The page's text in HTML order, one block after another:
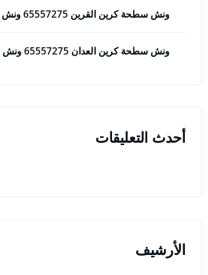
ونش سطحة كرين القرين 65557275 ونش سحب وانقاذ سيارات
ونش سطحة كرين العدان 65557275 ونش سحب وانقاذ سيارات
أحدث التعليقات
الأرشيف